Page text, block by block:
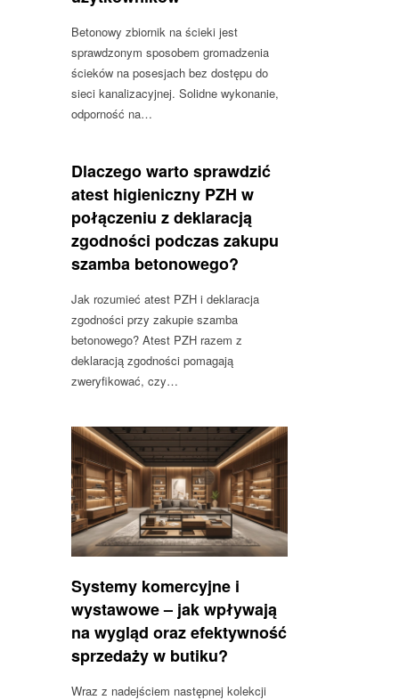
Betonowy zbiornik na ścieki jest
sprawdzonym sposobem gromadzenia
ścieków na posesjach bez dostępu do
sieci kanalizacyjnej. Solidne wykonanie,
odporność na…
Dlaczego warto sprawdzić
atest higieniczny PZH w
połączeniu z deklaracją
zgodności podczas zakupu
szamba betonowego?
Jak rozumieć atest PZH i deklaracja
zgodności przy zakupie szamba
betonowego? Atest PZH razem z
deklaracją zgodności pomagają
zweryfikować, czy…
Systemy komercyjne i
wystawowe – jak wpływają
na wygląd oraz efektywność
sprzedaży w butiku?
Wraz z nadejściem następnej kolekcji